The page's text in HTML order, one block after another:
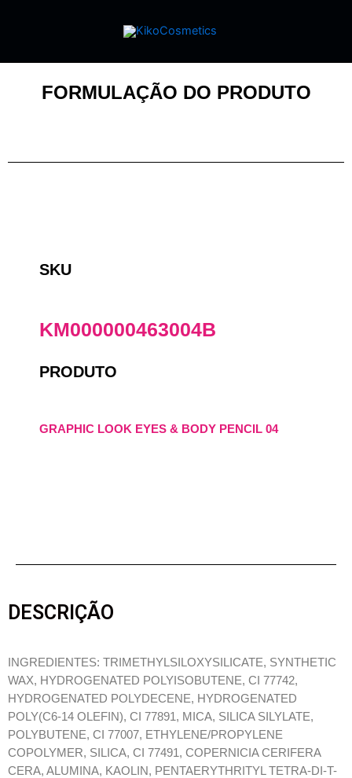
FORMULAÇÃO DO PRODUTO
SKU
KM000000463004B
PRODUTO
GRAPHIC LOOK EYES & BODY PENCIL 04
DESCRIÇÃO
INGREDIENTES: TRIMETHYLSILOXYSILICATE, SYNTHETIC
WAX, HYDROGENATED POLYISOBUTENE, CI 77742,
HYDROGENATED POLYDECENE, HYDROGENATED
POLY(C6-14 OLEFIN), CI 77891, MICA, SILICA SILYLATE,
POLYBUTENE, CI 77007, ETHYLENE/PROPYLENE
COPOLYMER, SILICA, CI 77491, COPERNICIA CERIFERA
CERA, ALUMINA, KAOLIN, PENTAERYTHRITYL TETRA-DI-T-